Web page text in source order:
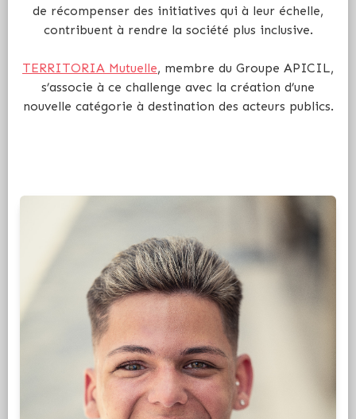
de récompenser des initiatives qui à leur échelle,
contribuent à rendre la société plus inclusive.
TERRITORIA Mutuelle, membre du Groupe APICIL,
s’associe à ce challenge avec la création d’une
nouvelle catégorie à destination des acteurs publics.